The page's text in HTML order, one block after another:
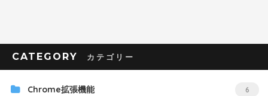
CATEGORY
Chrome拡張機能 6